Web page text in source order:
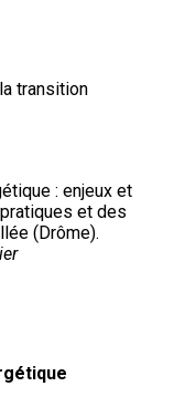
transition
: enjeux et
et des
(Drôme).